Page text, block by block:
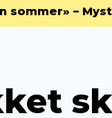
sommer» –